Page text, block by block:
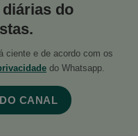
do
ciente e de acordo com os
do Whatsapp.
CANAL